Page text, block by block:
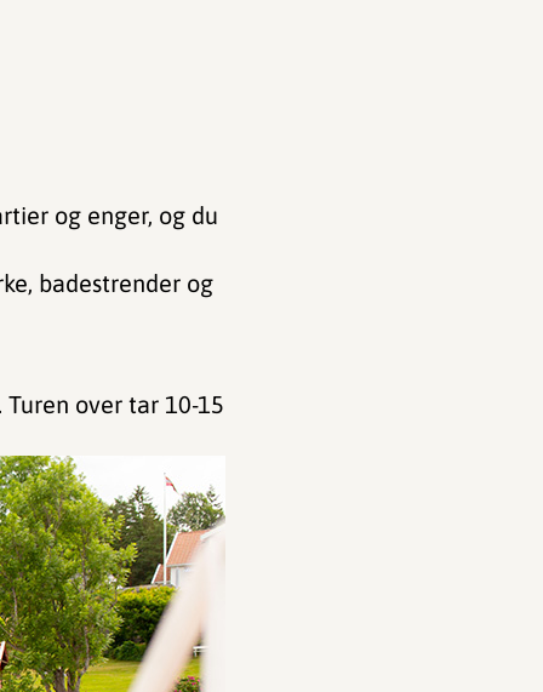
og enger, og du
badestrender og
over tar 10-15